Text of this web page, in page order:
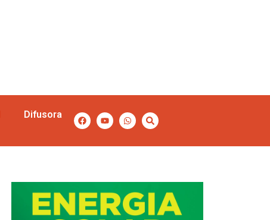
Difusora